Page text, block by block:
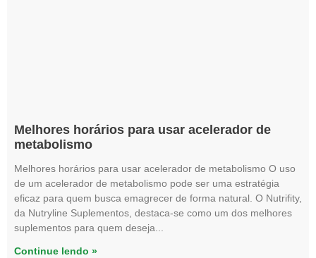
Melhores horários para usar acelerador de
metabolismo
Melhores horários para usar acelerador de metabolismo O uso
de um acelerador de metabolismo pode ser uma estratégia
eficaz para quem busca emagrecer de forma natural. O Nutrifity,
da Nutryline Suplementos, destaca-se como um dos melhores
suplementos para quem deseja
Continue lendo »